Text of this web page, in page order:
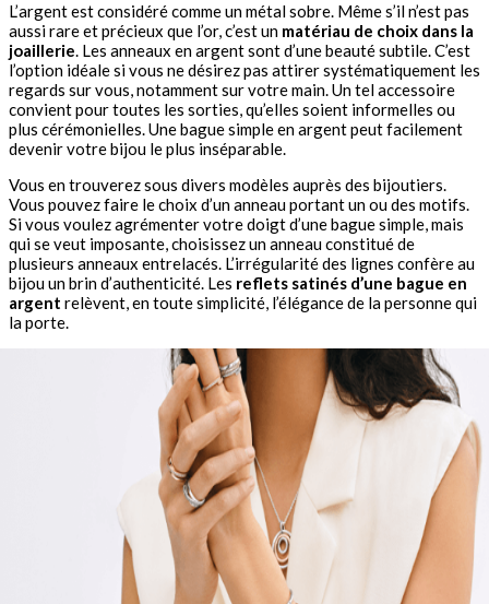
L’argent est considéré comme un métal sobre. Même s’il n’est pas
aussi rare et précieux que l’or, c’est un matériau de choix dans la
joaillerie. Les anneaux en argent sont d’une beauté subtile. C’est
l’option idéale si vous ne désirez pas attirer systématiquement les
regards sur vous, notamment sur votre main. Un tel accessoire
convient pour toutes les sorties, qu’elles soient informelles ou
plus cérémonielles. Une bague simple en argent peut facilement
devenir votre bijou le plus inséparable.
Vous en trouverez sous divers modèles auprès des bijoutiers.
Vous pouvez faire le choix d’un anneau portant un ou des motifs.
Si vous voulez agrémenter votre doigt d’une bague simple, mais
qui se veut imposante, choisissez un anneau constitué de
plusieurs anneaux entrelacés. L’irrégularité des lignes confère au
bijou un brin d’authenticité. Les reflets satinés d’une bague en
argent relèvent, en toute simplicité, l’élégance de la personne qui
la porte.